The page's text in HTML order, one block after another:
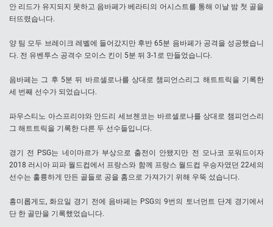
안 리드가 유지되지 못하고 음바페가 베라티의 어시스트를 통해 이날 밤 첫 골을
터뜨렸습니다.
양 팀 모두 브레이크 레벨에 들어갔지만 후반 65분 음바페가 공격을 성공했습니
다. 전 유벤투스 공격수 모이스 킨이 5분 뒤 3-1로 만들었습니다.
음바페는 그 후 5분 뒤 바르셀로나를 상대로 챔피언스리그 해트트릭을 기록한
세 번째 선수가 되었습니다.
파우스티노 아스프리야와 안드리 세브첸코는 바르셀로나를 상대로 챔피언스리
그 해트트릭을 기록한 다른 두 선수들입니다.
경기 전 PSG는 네이마르가 부상으로 출전이 안됐지만 전 모나코 포워드이자
2018 러시아 피파 월드컵에서 프랑스와 함께 프랑스 월드컵 우승자였던 22세의
선수는 훌륭하게 만든 골들로 공을 홈으로 가져가기 위해 우뚝 섰습니다.
흥미롭게도, 화요일 경기 전에 음바페는 PSG의 9번의 토너먼트 단계 경기에서
단 한 골만을 기록했었습니다.